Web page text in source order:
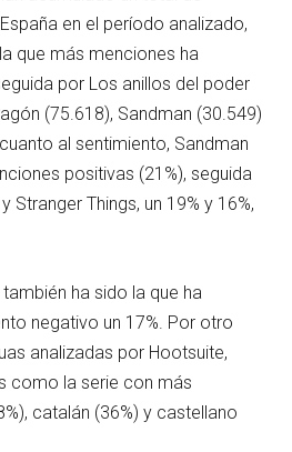
en el período analizado,
que más menciones ha
por Los anillos del poder
(75.618), Sandman (30.549)
al sentimiento, Sandman
positivas (21%), seguida
Stranger Things, un 19% y 16%,
ha sido la que ha
negativo un 17%. Por otro
analizadas por Hootsuite,
como la serie con más
catalán (36%) y castellano